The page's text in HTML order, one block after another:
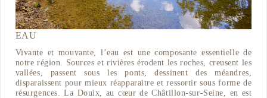
EAU
Vivante et mouvante, l’eau est une composante essentielle de
notre région. Sources et rivières érodent les roches, creusent les
vallées, passent sous les ponts, dessinent des méandres,
disparaissent pour mieux réapparaitre et ressortir sous forme de
résurgences. La Douix, au cœur de Châtillon-sur-Seine, en est